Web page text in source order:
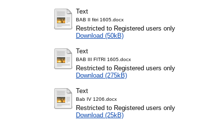
Text
BAB II fitri 1605.docx
Restricted to Registered users only
Download (50kB)
Text
BAB III FITRI 1605.docx
Restricted to Registered users only
Download (275kB)
Text
Bab IV 1206.docx
Restricted to Registered users only
Download (25kB)